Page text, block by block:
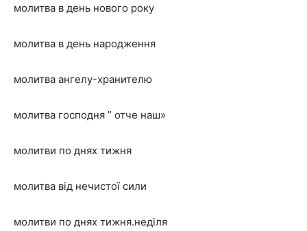
молитва в день нового року
молитва в день народження
молитва ангелу-хранителю
молитва господня ” отче наш»
молитви по днях тижня
молитва від нечистої сили
молитви по днях тижня.неділя